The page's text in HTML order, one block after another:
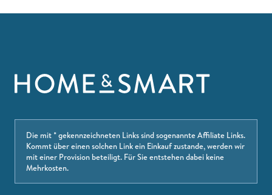
Die mit * gekennzeichneten Links sind sogenannte Affiliate Links.
Kommt über einen solchen Link ein Einkauf zustande, werden wir
mit einer Provision beteiligt. Für Sie entstehen dabei keine
Mehrkosten.